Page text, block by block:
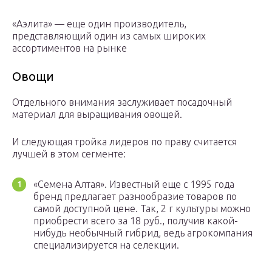
«Аэлита» — еще один производитель,
представляющий один из самых широких
ассортиментов на рынке
Овощи
Отдельного внимания заслуживает посадочный
материал для выращивания овощей.
И следующая тройка лидеров по праву считается
лучшей в этом сегменте:
«Семена Алтая». Известный еще с 1995 года
бренд предлагает разнообразие товаров по
самой доступной цене. Так, 2 г культуры можно
приобрести всего за 18 руб., получив какой-
нибудь необычный гибрид, ведь агрокомпания
специализируется на селекции.